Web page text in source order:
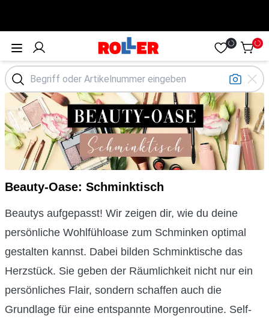
Öffne Menü
Beauty-Oase: Schminktisch
Beautys aufgepasst! Wir zeigen dir, wie du deine
persönliche Wohlfühloase zum Schminken optimal
gestalten kannst. Dabei bilden Schminktische das
Herzstück. Sie geben der Räumlichkeit nicht nur ein
persönliches Flair, sondern schaffen auch die
Grundlage für eine entspannte Morgenroutine. Self-